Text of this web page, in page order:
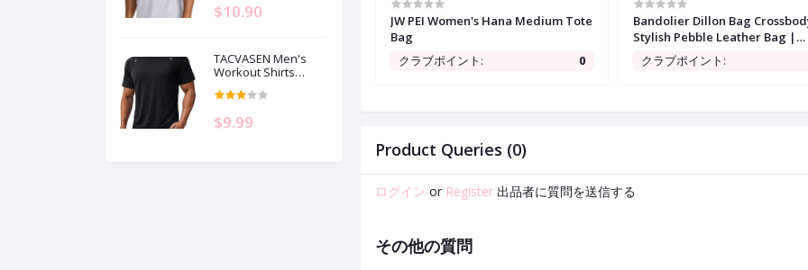
$10.90
TACVASEN Men's
Workout Shirts
Athletic Dry Fit Mesh
Short Sleeve Shirts
Running
$9.99
Womens Purses and Handbags
Top Handle Satchel Tote Bag
クラブポイント:
JW PEI Women's Hana Medium Tote
Bag
クラブポイント:
0
Bandolier Dillon Bag
Stylish Pebble Leather Bag |
Adjustable Strap, Exterior Slip
Pocket | Small Bags for Women
クラブポイント:
Product Queries (0)
ログイン or Register 出品者に質問を送信する
その他の質問